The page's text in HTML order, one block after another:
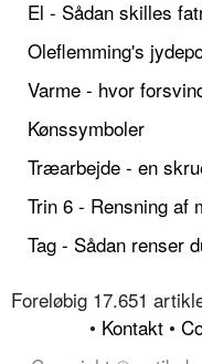
El - Sådan skilles
Oleflemming's
Varme - hvor
Kønssymboler
Træarbejde - en
Trin 6 - Rensning af
Tag - Sådan renser
Foreløbig 17.651
• Kontakt •